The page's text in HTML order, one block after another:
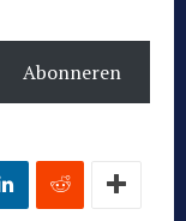
Abonneren